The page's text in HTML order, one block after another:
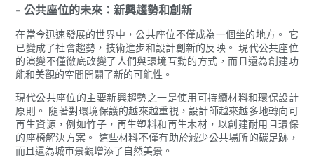
- 公共座位的未來：新興趨勢和創新
在當今迅速發展的世界中，公共座位不僅成為一個坐的地方。 它
已變成了社會趨勢，技術進步和設計創新的反映。 現代公共座位
的演變不僅徹底改變了人們與環境互動的方式，而且還為創建功
能和美觀的空間開闢了新的可能性。
現代公共座位的主要新興趨勢之一是使用可持續材料和環保設計
原則。 隨著對環境保護的越來越重視，設計師越來越多地轉向可
再生資源，例如竹子，再生塑料和再生木材，以創建耐用且環保
的座椅解決方案。 這些材料不僅有助於減少公共場所的碳足跡，
而且還為城市景觀增添了自然美景。